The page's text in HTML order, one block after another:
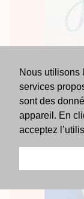
Nous utilisons
services
sont des
appareil. En
acceptez